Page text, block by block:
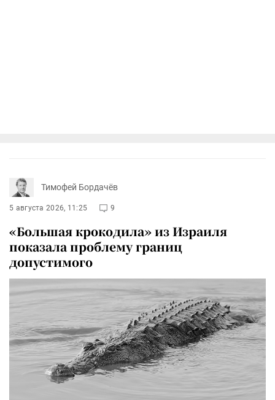
Тимофей Бордачёв
5 августа 2026, 11:25 9
«Большая крокодила» из Израиля
показала проблему границ
допустимого